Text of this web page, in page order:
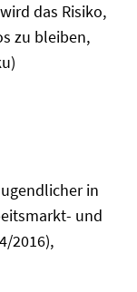
das Risiko,
zu bleiben,
in
und
2016),